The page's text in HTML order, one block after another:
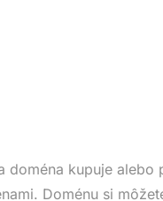
doména kupuje alebo
Doménu si